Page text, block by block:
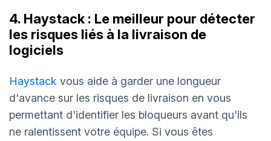
4. Haystack : Le meilleur pour détecter
les risques liés à la livraison de
logiciels
Haystack vous aide à garder une longueur
d'avance sur les risques de livraison en vous
permettant d'identifier les bloqueurs avant qu'ils
ne ralentissent votre équipe. Si vous êtes